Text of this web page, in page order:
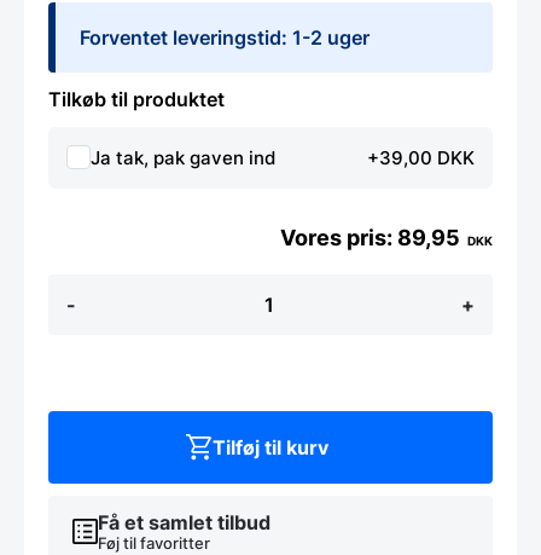
Forventet leveringstid: 1-2 uger
Tilkøb til produktet
Ja tak, pak gaven ind +39,00 DKK
-
Indra
stål
+
89,95 DKK
Få et samlet tilbud
Føj til favoritter
Tilføj til kurv